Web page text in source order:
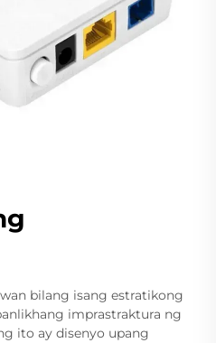
bilang isang estratikong
imprastraktura ng
ito ay disenyo upang